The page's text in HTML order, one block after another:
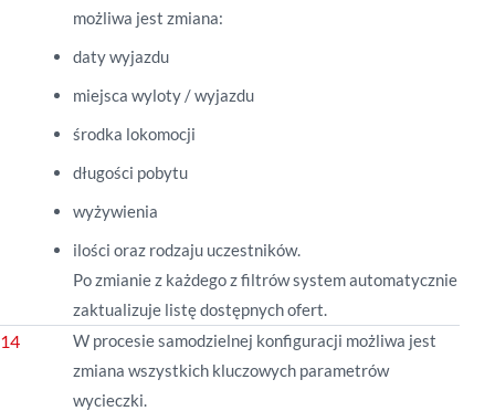
możliwa jest zmiana:
daty wyjazdu
miejsca wyloty / wyjazdu
środka lokomocji
długości pobytu
wyżywienia
ilości oraz rodzaju uczestników.
Po zmianie z każdego z filtrów system automatycznie
zaktualizuje listę dostępnych ofert.
W procesie samodzielnej konfiguracji możliwa jest
zmiana wszystkich kluczowych parametrów
wycieczki.